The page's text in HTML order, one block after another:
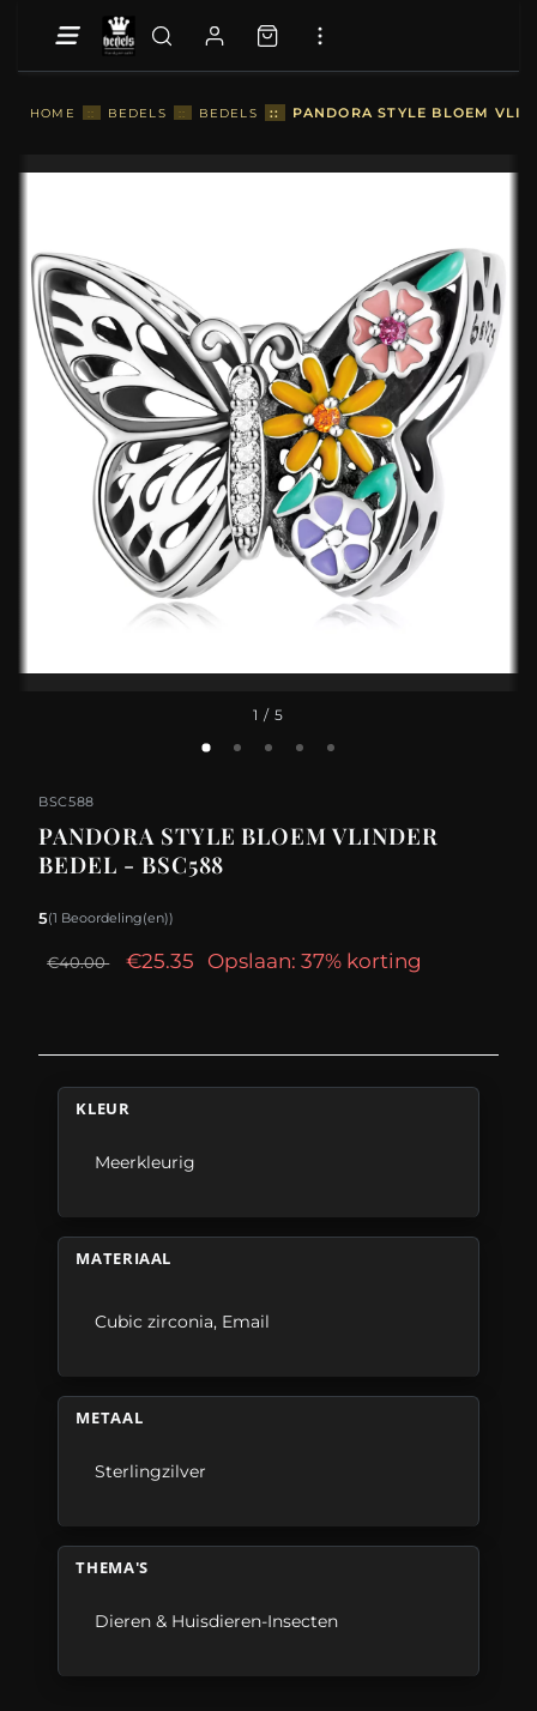
HOME :: BEDELS :: BEDELS :: PANDORA STYLE BLOEM
1 / 5
BSC588
PANDORA STYLE BLOEM VLINDER
BEDEL - BSC588
5(1 Beoordeling(en))
€40.00 €25.35 Opslaan: 37% korting
KLEUR
Meerkleurig
MATERIAAL
Cubic zirconia, Email
METAAL
Sterlingzilver
THEMA'S
Dieren & Huisdieren-Insecten